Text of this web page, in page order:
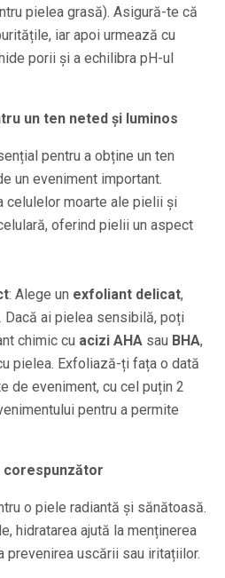
pielea grasă). Asigură-te că
iar apoi urmează cu
porii și a echilibra pH-ul
un ten neted și luminos
pentru a obține un ten
un eveniment important.
celulelor moarte ale pielii și
oferind pielii un aspect
: Alege un exfoliant delicat,
Dacă ai pielea sensibilă, poți
chimic cu acizi AHA sau BHA,
pielea. Exfoliază-ți fața o dată
de eveniment, cu cel puțin 2
pentru a permite
corespunzător
o piele radiantă și sănătoasă.
hidratarea ajută la menținerea
prevenirea uscării sau iritațiilor.